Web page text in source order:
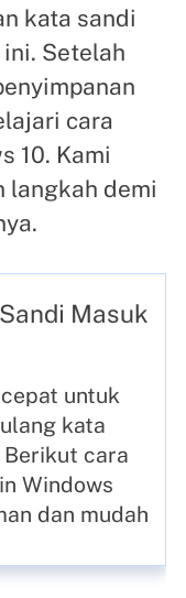
kata sandi
Setelah
cara
10. Kami
langkah demi
Masuk
untuk
kata
Berikut cara
Windows
dan mudah